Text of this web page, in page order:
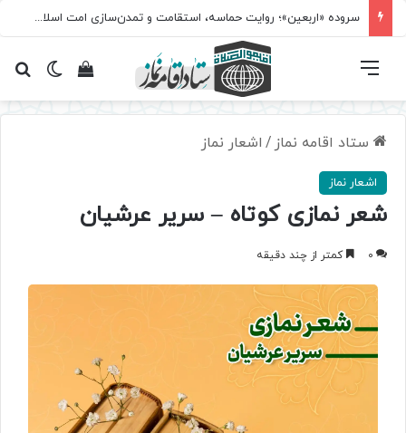
سروده‌ «اربعین»؛ روایت حماسه، استقامت و تمدن‌سازی امت اسلامی
تغییرمشاهده فهرست
ستاد اقامه نماز / اشعار نماز
اشعار نماز
شعر نمازی کوتاه – سریر عرشیان
0 کمتر از چند دقیقه